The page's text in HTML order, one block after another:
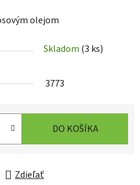
olejom
Skladom (3 ks)
3773
DO KOŠÍKA
Zdieľať